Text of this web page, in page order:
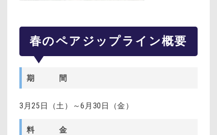
春のペアジップライン概要
期 間
3月25日（土）～6月30日（金）
料 金